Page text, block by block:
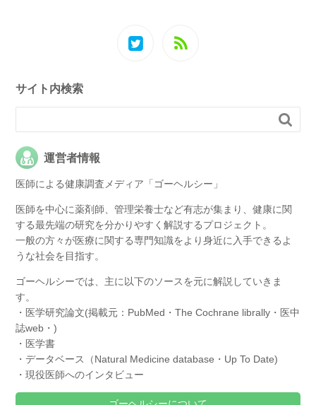
サイト内検索

運営者情報
医師による健康調査メディア「ゴーヘルシー」
医師を中心に薬剤師、管理栄養士など有志が集まり、健康に関
する最先端の研究を分かりやすく解説するプロジェクト。
一般の方々が医療に関する専門知識をより身近に入手できるよ
うな社会を目指す。
ゴーヘルシーでは、主に以下のソースを元に解説していきま
す。
・医学研究論文(掲載元：PubMed・The Cochrane librally・医中
誌web・)
・医学書
・データベース（Natural Medicine database・Up To Date)
・現役医師へのインタビュー